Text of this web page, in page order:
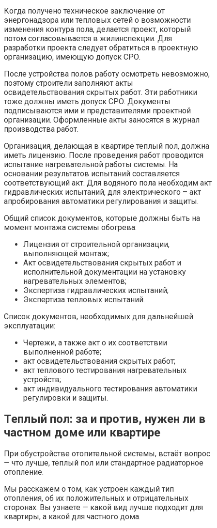
Когда получено техническое заключение от
энергонадзора или тепловых сетей о возможности
изменения контура пола, делается проект, который
потом согласовывается в жилинспекции. Для
разработки проекта следует обратиться в проектную
организацию, имеющую допуск СРО.
После устройства полов работу осмотреть невозможно,
поэтому строители заполняют акты
освидетельствования скрытых работ. Эти работники
тоже должны иметь допуск СРО. Документы
подписываются ими и представителями проектной
организации. Оформленные акты заносятся в журнал
производства работ.
Организация, делающая в квартире теплый пол, должна
иметь лицензию. После проведения работ проводится
испытание нагревательной работы системы. На
основании результатов испытаний составляется
соответствующий акт. Для водяного пола необходим акт
гидравлических испытаний, для электрического – акт
апробирования автоматики регулирования и защиты.
Общий список документов, которые должны быть на
момент монтажа системы обогрева:
Лицензия от строительной организации,
выполняющей монтаж;
Акт освидетельствования скрытых работ и
исполнительной документации на установку
нагревательных элементов;
Экспертиза гидравлических испытаний;
Экспертиза тепловых испытаний.
Список документов, необходимых для дальнейшей
эксплуатации:
Чертежи, а также акт о их соответствии
выполненной работе;
акт освидетельствования скрытых работ;
акт теплового тестирования нагревательных
устройств;
акт индивидуального тестирования автоматики
регулировки и защиты.
Теплый пол: за и против, нужен ли в
частном доме или квартире
При обустройстве отопительной системы, встаёт вопрос
— что лучше, тёплый пол или стандартное радиаторное
отопление.
Мы расскажем о том, как устроен каждый тип
отопления, об их положительных и отрицательных
сторонах. Вы узнаете — какой вид лучше подходит для
квартиры, а какой для частного дома.